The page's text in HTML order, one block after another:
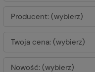
Producent: (wybierz)
Twoja cena: (wybierz)
Nowość: (wybierz)